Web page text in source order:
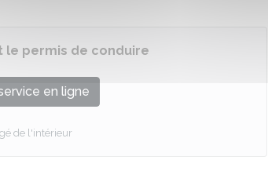
le permis de conduire
en ligne
de l'intérieur